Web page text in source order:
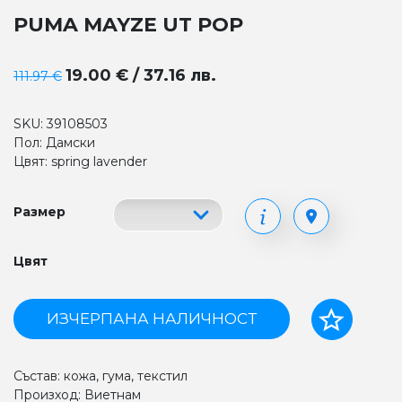
PUMA MAYZE UT POP
111.97 € 19.00 € / 37.16 лв.
SKU: 39108503
Пол: Дамски
Цвят: spring lavender
Размер
Цвят
ИЗЧЕРПАНА НАЛИЧНОСТ
Състав: кожа, гума, текстил
Произход: Виетнам